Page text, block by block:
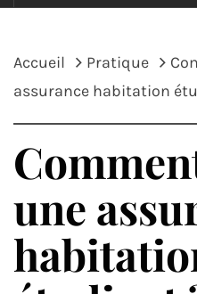
Accueil Pratique
assurance habitation
une